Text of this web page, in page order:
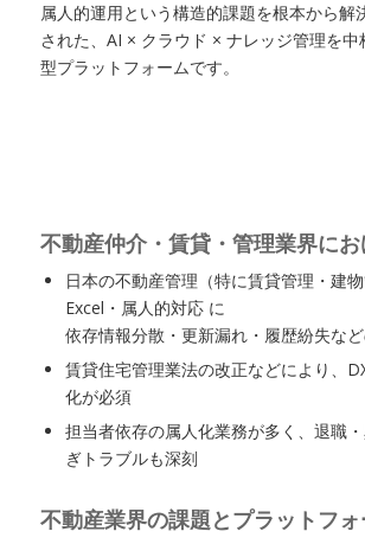
属人的運用という構造的課題を根本から解
された、AI × クラウド × ナレッジ管理を
型プラットフォームです。
不動産仲介・賃貸・管理業界に
日本の不動産管理（特に賃貸管理・建
Excel・属人的対応 に
依存情報分散・更新漏れ・履歴紛失な
賃貸住宅管理業法の改正などにより、
化が必須
担当者依存の属人化業務が多く、退職
ぎトラブルも深刻
不動産業界の課題とプラットフ